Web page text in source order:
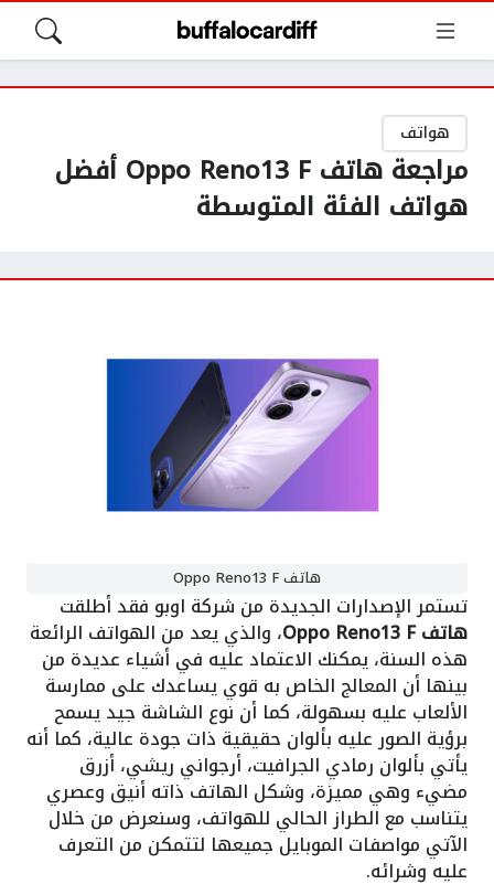
هواتف
مراجعة هاتف Oppo Reno13 F أفضل
هواتف الفئة المتوسطة
هاتف Oppo Reno13 F
تستمر الإصدارات الجديدة من شركة اوبو فقد أطلقت
هاتف Oppo Reno13 F ، والذي يعد من الهواتف الرائعة
هذه السنة، يمكنك الاعتماد عليه في أشياء عديدة من
بينها أن المعالج الخاص به قوي يساعدك على ممارسة
الألعاب عليه بسهولة، كما أن نوع الشاشة جيد يسمح
برؤية الصور عليه بألوان حقيقية ذات جودة عالية، كما أنه
يأتي بألوان رمادي الجرافيت، أرجواني ريشي، أزرق
مضيء وهي مميزة، وشكل الهاتف ذاته أنيق وعصري
يتناسب مع الطراز الحالي للهواتف، وسنعرض من خلال
الآتي مواصفات الموبايل جميعها لتتمكن من التعرف
عليه وشرائه.